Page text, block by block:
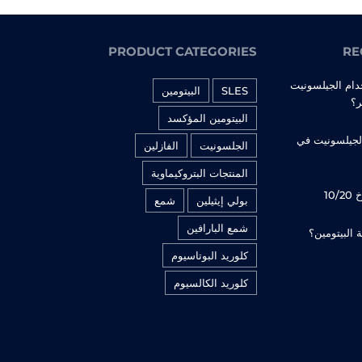
الجيلسونيت
في
البيتومين؟
PRODUCT CATEGORIES
SLES البيتومين
البيتومين المؤكسد
الجلسونيت الفازلين
المنتجات البتروكيماوية
بولي إيثيلين شمع
شمع البارافين
كلوريد البوتاسيوم
كلوريد الكالسيوم